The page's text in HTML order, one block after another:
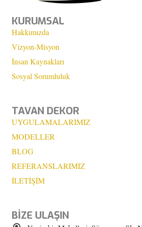
KURUMSAL
Hakkımızda
Vizyon-Misyon
İnsan Kaynakları
Sosyal Sorumluluk
TAVAN DEKOR
UYGULAMALARIMIZ
MODELLER
BLOG
REFERANSLARIMIZ
İLETİŞİM
BİZE ULAŞIN